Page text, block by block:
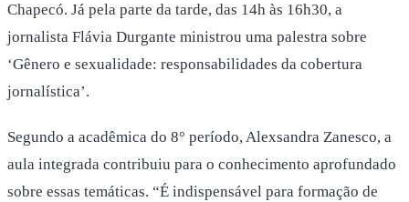
Chapecó. Já pela parte da tarde, das 14h às 16h30, a
jornalista Flávia Durgante ministrou uma palestra sobre
‘Gênero e sexualidade: responsabilidades da cobertura
jornalística’.
Segundo a acadêmica do 8° período, Alexsandra Zanesco, a
aula integrada contribuiu para o conhecimento aprofundado
sobre essas temáticas. “É indispensável para formação de